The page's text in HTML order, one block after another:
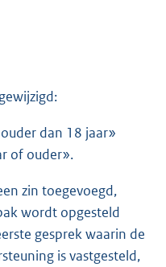
dan 18 jaar»
of ouder».
zin toegevoegd,
wordt opgesteld
gesprek waarin de
is vastgesteld,